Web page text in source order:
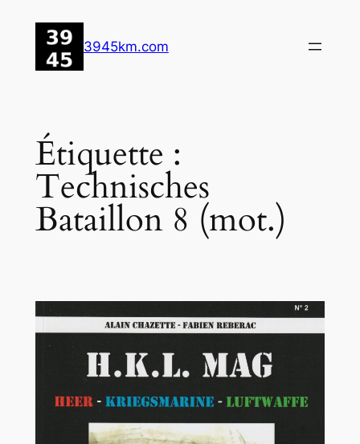
contenu
3945km.com
Étiquette :
Technisches
Bataillon 8 (mot.)